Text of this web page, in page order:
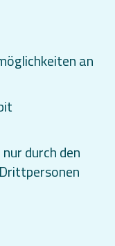
an
durch den